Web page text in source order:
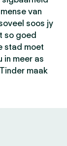
van
soos jy
so goed
stad moet
in meer as
maak